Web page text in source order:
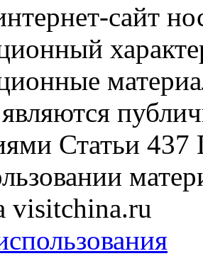
сайт
Статьи 437
visitchina.ru